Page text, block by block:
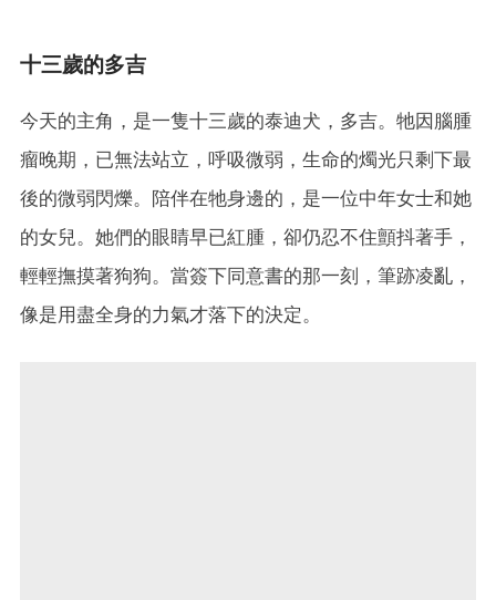
十三歲的多吉
今天的主角，是一隻十三歲的泰迪犬，多吉。牠因腦腫
瘤晚期，已無法站立，呼吸微弱，生命的燭光只剩下最
後的微弱閃爍。陪伴在牠身邊的，是一位中年女士和她
的女兒。她們的眼睛早已紅腫，卻仍忍不住顫抖著手，
輕輕撫摸著狗狗。當簽下同意書的那一刻，筆跡凌亂，
像是用盡全身的力氣才落下的決定。